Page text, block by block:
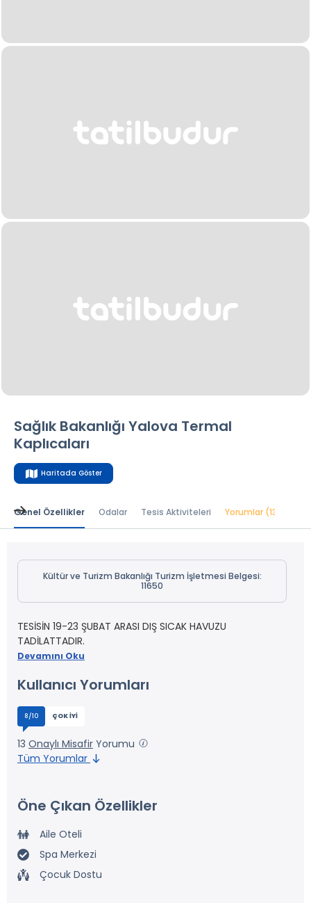
Sağlık Bakanlığı Yalova Termal
Kaplıcaları
Haritada Göster
Genel Özellikler Odalar Tesis Aktiviteleri Yorumlar (13)
Kültür ve Turizm Bakanlığı Turizm İşletmesi Belgesi:
11650
TESİSİN 19-23 ŞUBAT ARASI DIŞ SICAK HAVUZU
TADİLATTADIR.
Devamını Oku
Kullanıcı Yorumları
8/10 ÇOK İYI
13 Onaylı Misafir Yorumu
Tüm Yorumlar
Öne Çıkan Özellikler
Aile Oteli
Spa Merkezi
Çocuk Dostu